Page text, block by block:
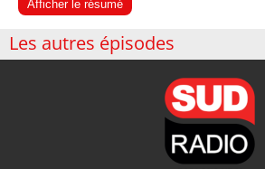
Afficher le résumé
Les autres épisodes